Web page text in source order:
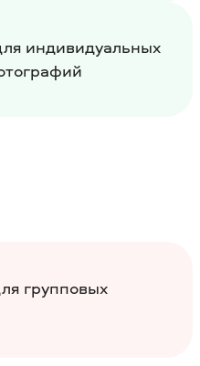
индивидуальных
групповых